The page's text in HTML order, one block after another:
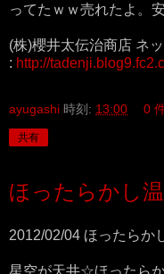
ってたｗｗ売れたよ。
(株)櫻井太伝治商店 ネ
: http://
ayugashi 時刻: 13:00 0
共有
ほったらかし
2012/02/04 ほったらか